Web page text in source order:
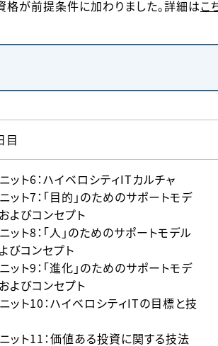
が前提条件に加わりました。詳細はこ
目
ット6：ハイベロシティITカルチャ
ット7：「目的」のためのサポートモデ
よびコンセプト
ット8：「人」のためのサポートモデル
びコンセプト
ット9：「進化」のためのサポートモデ
よびコンセプト
ット10：ハイベロシティITの目標と技
ット11：価値ある投資に関する技法